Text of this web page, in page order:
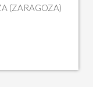
(ZARAGOZA)